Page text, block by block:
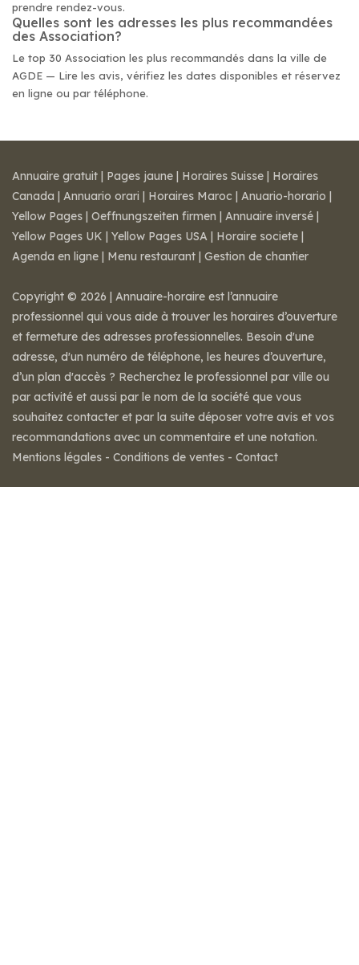
prendre rendez-vous.
Quelles sont les adresses les plus recommandées
des Association?
Le top 30 Association les plus recommandés dans la ville de
AGDE — Lire les avis, vérifiez les dates disponibles et réservez
en ligne ou par téléphone.
Annuaire gratuit | Pages jaune | Horaires Suisse | Horaires
Canada | Annuario orari | Horaires Maroc | Anuario-horario |
Yellow Pages | Oeffnungszeiten firmen | Annuaire inversé |
Yellow Pages UK | Yellow Pages USA | Horaire societe |
Agenda en ligne | Menu restaurant | Gestion de chantier
Copyright © 2026 | Annuaire-horaire est l’annuaire
professionnel qui vous aide à trouver les horaires d’ouverture
et fermeture des adresses professionnelles. Besoin d'une
adresse, d'un numéro de téléphone, les heures d’ouverture,
d’un plan d'accès ? Recherchez le professionnel par ville ou
par activité et aussi par le nom de la société que vous
souhaitez contacter et par la suite déposer votre avis et vos
recommandations avec un commentaire et une notation.
Mentions légales - Conditions de ventes - Contact